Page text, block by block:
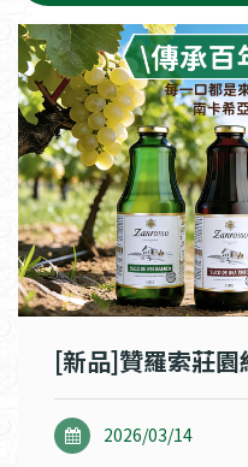
[新品]贊羅索莊園
2026/03/14